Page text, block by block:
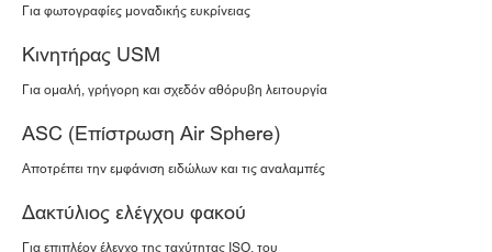
Για φωτογραφίες μοναδικής ευκρίνειας
Κινητήρας USM
Για ομαλή, γρήγορη και σχεδόν αθόρυβη λειτουργία
ASC (Επίστρωση Air Sphere)
Αποτρέπει την εμφάνιση ειδώλων και τις αναλαμπές
Δακτύλιος ελέγχου φακού
Για επιπλέον έλεγχο της ταχύτητας ISO, του